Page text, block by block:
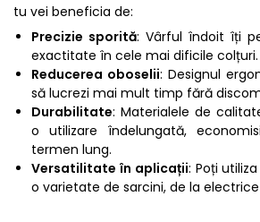
tu vei beneficia de:
Precizie sporită: Vârful îndoit îți
exactitate în cele mai dificile colțuri.
Reducerea oboselii: Designul
să lucrezi mai mult timp fără
Durabilitate: Materialele de
o utilizare îndelungată,
termen lung.
Versatilitate în aplicații: Poți
o varietate de sarcini, de la